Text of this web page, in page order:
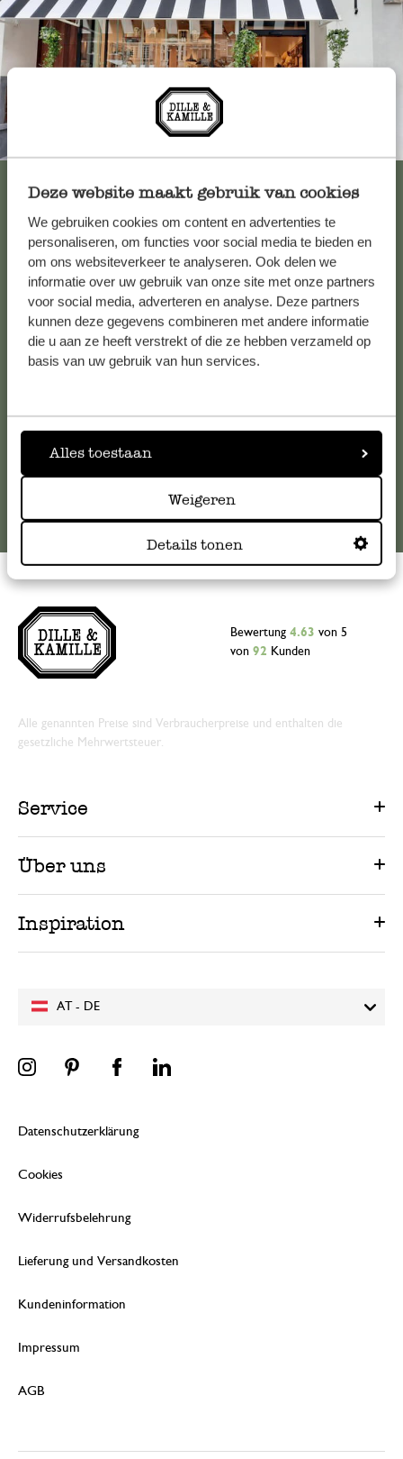
Deze website maakt gebruik van cookies
We gebruiken cookies om content en advertenties te
personaliseren, om functies voor social media te bieden en
om ons websiteverkeer te analyseren. Ook delen we
informatie over uw gebruik van onze site met onze partners
voor social media, adverteren en analyse. Deze partners
kunnen deze gegevens combineren met andere informatie
die u aan ze heeft verstrekt of die ze hebben verzameld op
basis van uw gebruik van hun services.
Alles toestaan
Weigeren
Details tonen
Immer in der Nähe
Kundenservice/Hilfe
Falls Sie Fragen haben oder Tipps und Hilfe brauchen, wenden
Sie sich bitte an unseren Kundenservice. Oder lesen Sie hier
die Antworten aufhäufig gestellte Fragen.
Online-Kundenservice
AT - DE
Bewertung 4.63 von 5
von 92 Kunden
Alle genannten Preise sind Verbraucherpreise und enthalten die
gesetzliche Mehrwertsteuer.
Service
Über uns
Inspiration
Datenschutzerklärung
Cookies
Widerrufsbelehrung
Lieferung und Versandkosten
Kundeninformation
Impressum
AGB